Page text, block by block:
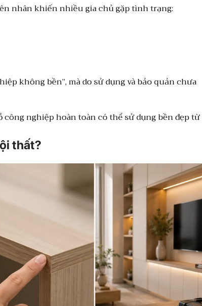
nhân khiến nhiều gia chủ gặp tình trạng:
không bền”, mà do sử dụng và bảo quản chưa
nghiệp hoàn toàn có thể sử dụng bền đẹp từ
thất?